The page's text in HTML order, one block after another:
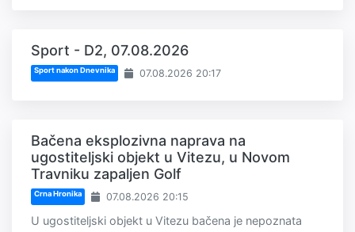
Sport - D2, 07.08.2026
Sport nakon Dnevnika 07.08.2026 20:17
Bačena eksplozivna naprava na
ugostiteljski objekt u Vitezu, u Novom
Travniku zapaljen Golf
Crna Hronika 07.08.2026 20:15
U ugostiteljski objekt u Vitezu bačena je nepoznata